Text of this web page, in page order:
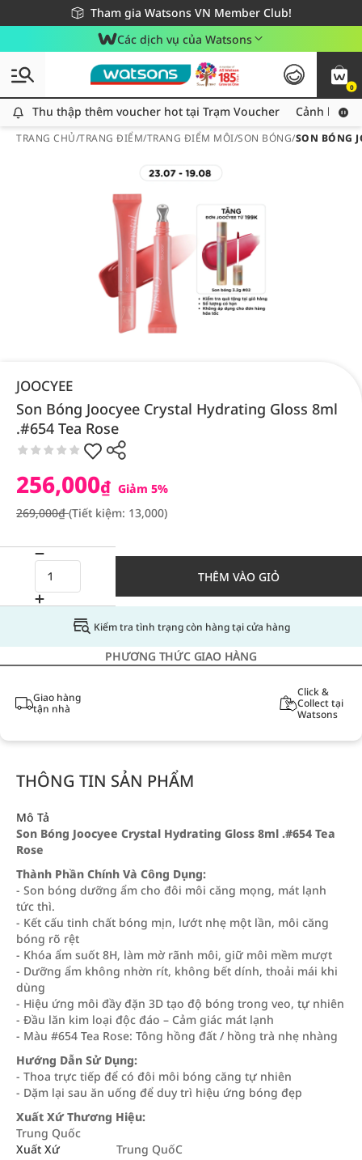
Tham gia Watsons VN Member Club!
Miễn phí giao hàng cho đơn hàng từ 249,000Đ
Giao hàng nhanh 24h - Áp dụng khu vực TP. Hồ Chí Minh
Các dịch vụ của Watsons
0
Thu thập thêm voucher hot tại Trạm Voucher
Thu thập thêm voucher hot tại Trạm Voucher Cảnh báo
TRANG CHỦ/TRANG ĐIỂM/TRANG ĐIỂM MÔI/SON BÓNG/SON BÓNG
JOOCYEE
Son Bóng Joocyee Crystal Hydrating Gloss 8ml
.#654 Tea Rose
256,000₫ Giảm 5%
269,000₫(Tiết kiệm: 13,000)
THÊM VÀO GIỎ
Kiểm tra tình trạng còn hàng tại cửa hàng
PHƯƠNG THỨC GIAO HÀNG
Giao hàng
tận nhà
Click &
Collect tại
Watsons
THÔNG TIN SẢN PHẨM
Mô Tả
Son Bóng Joocyee Crystal Hydrating Gloss 8ml .#654 Tea
Rose
Thành Phần Chính Và Công Dụng:
- Son bóng dưỡng ẩm cho đôi môi căng mọng, mát lạnh
tức thì.
- Kết cấu tinh chất bóng mịn, lướt nhẹ một lần, môi căng
bóng rõ rệt
- Khóa ẩm suốt 8H, làm mờ rãnh môi, giữ môi mềm mượt
- Dưỡng ẩm không nhờn rít, không bết dính, thoải mái khi
dùng
- Hiệu ứng môi đầy đặn 3D tạo độ bóng trong veo, tự nhiên
- Đầu lăn kim loại độc đáo – Cảm giác mát lạnh
- Màu #654 Tea Rose: Tông hồng đất / hồng trà nhẹ nhàng
Hướng Dẫn Sử Dụng:
- Thoa trực tiếp để có đôi môi bóng căng tự nhiên
- Dặm lại sau ăn uống để duy trì hiệu ứng bóng đẹp
Xuất Xứ Thương Hiệu:
Trung Quốc
Xuất Xứ
Trung QuốC